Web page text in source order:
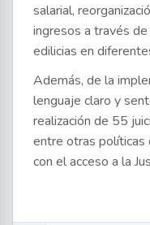
salarial,
ingresos a través
edilicias en
Además, de la
lenguaje claro y
realización de 55
entre otras políticas
con el acceso a la